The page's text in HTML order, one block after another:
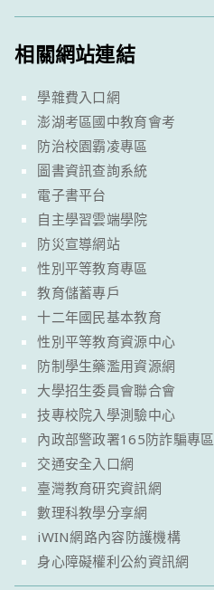
相關網站連結
學雜費入口網
澎湖考區國中教育會考
防治校園霸凌專區
圖書資訊查詢系統
電子書平台
自主學習雲端學院
防災宣導網站
性別平等教育專區
教育儲蓄專戶
十二年國民基本教育
性別平等教育資源中心
防制學生藥濫用資源網
大學招生委員會聯合會
技專校院入學測驗中心
內政部警政署165防詐騙專區
交通安全入口網
臺灣教育研究資訊網
數理科教學分享網
iWIN網路內容防護機構
身心障礙權利公約資訊網